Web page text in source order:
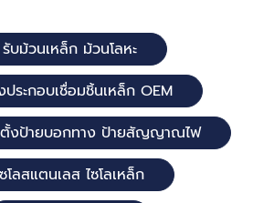
รับม้วนเหล็ก ม้วนโลหะ
ประกอบเชื่อมชิ้นเหล็ก OEM
งป้ายบอกทาง ป้ายสัญญาณไฟ
โลสแตนเลส ไซโลเหล็ก